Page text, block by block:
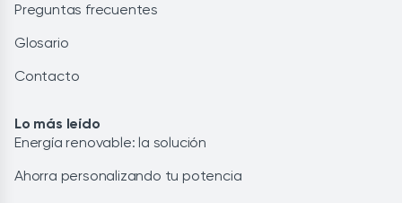
Preguntas frecuentes
Glosario
Contacto
Lo más leído
Energía renovable: la solución
Ahorra personalizando tu potencia